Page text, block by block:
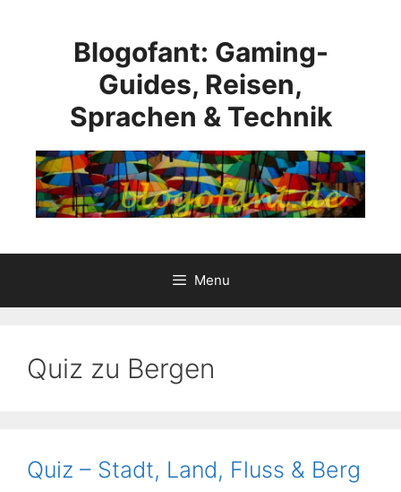
Blogofant: Gaming-
Guides, Reisen,
Sprachen & Technik
Menu
Quiz zu Bergen
Quiz – Stadt, Land, Fluss & Berg